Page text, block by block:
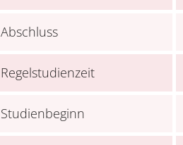
Abschluss
Regelstudienzeit
Studienbeginn